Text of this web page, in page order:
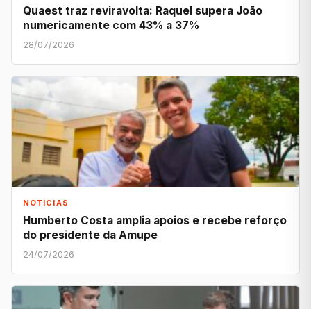
Quaest traz reviravolta: Raquel supera João
numericamente com 43% a 37%
28/07/2026
NOTÍCIAS
Humberto Costa amplia apoios e recebe reforço
do presidente da Amupe
24/07/2026